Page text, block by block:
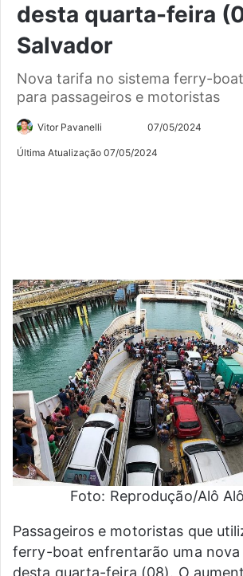
desta quarta-feira
Salvador
Nova tarifa no sistema ferry-
para passageiros e motoristas
Vitor Pavanelli
no
Mande
um
07/05/2024
Última Atualização 07/05/2024
Foto: Reprodução/Alô
Passageiros e motoristas que
ferry-boat enfrentarão uma